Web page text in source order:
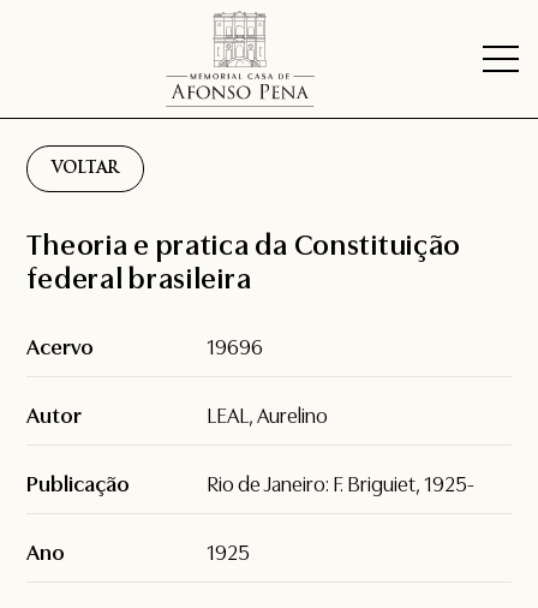
VOLTAR
Theoria e pratica da Constituição
federal brasileira
Acervo 19696
Autor LEAL, Aurelino
Publicação Rio de Janeiro: F. Briguiet, 1925-
Ano 1925